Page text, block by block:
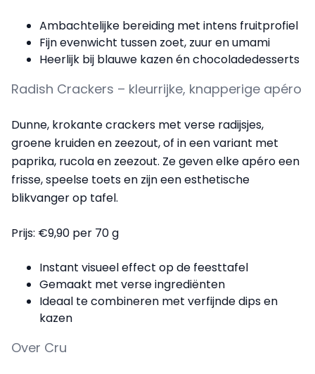
Ambachtelijke bereiding met intens fruitprofiel
Fijn evenwicht tussen zoet, zuur en umami
Heerlijk bij blauwe kazen én chocoladedesserts
Radish Crackers – kleurrijke, knapperige apéro
Dunne, krokante crackers met verse radijsjes,
groene kruiden en zeezout, of in een variant met
paprika, rucola en zeezout. Ze geven elke apéro een
frisse, speelse toets en zijn een esthetische
blikvanger op tafel.
Prijs: €9,90 per 70 g
Instant visueel effect op de feesttafel
Gemaakt met verse ingrediënten
Ideaal te combineren met verfijnde dips en
kazen
Over Cru